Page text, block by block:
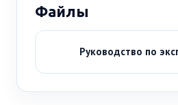
Файлы
Руководство по